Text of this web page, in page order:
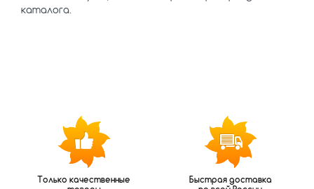
ПОКАЗАТЬ
каталога.
Только качественные
Быстрая доставка